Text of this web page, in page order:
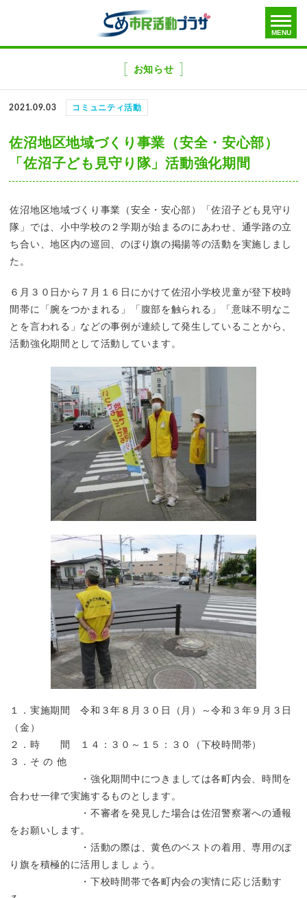
ニ
ば
す
toggle
menu
MENU
お知らせ
2021.09.03 コミュニティ活動
佐沼地区地域づくり事業（安全・安心部）
「佐沼子ども見守り隊」活動強化期間
佐沼地区地域づくり事業（安全・安心部）「佐沼子ども見守り
隊」では、小中学校の２学期が始まるのにあわせ、通学路の立
ち合い、地区内の巡回、のぼり旗の掲揚等の活動を実施しまし
た。
６月３０日から７月１６日にかけて佐沼小学校児童が登下校時
間帯に「腕をつかまれる」「腹部を触られる」「意味不明なこ
とを言われる」などの事例が連続して発生していることから、
活動強化期間として活動しています。
１．実施期間 令和３年８月３０日（月）～令和３年９月３日
（金）
２．時 間 １４：３０～１５：３０（下校時間帯）
３．そ の 他
・強化期間中につきましては各町内会、時間を
合わせ一律で実施するものとします。
・不審者を発見した場合は佐沼警察署への通報
をお願いします。
・活動の際は、黄色のベストの着用、専用のぼ
り旗を積極的に活用しましょう。
・下校時間帯で各町内会の実情に応じ活動す